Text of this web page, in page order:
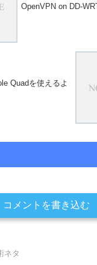
OpenVPN on DD-
Quadを使えるよ
コメントを書き込む
ネタ